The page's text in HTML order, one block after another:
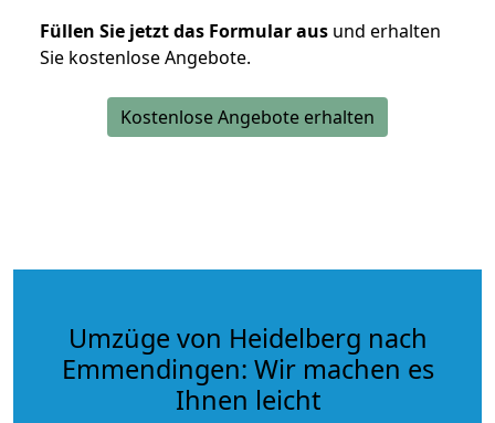
Füllen Sie jetzt das Formular aus und erhalten
Sie kostenlose Angebote.
Kostenlose Angebote erhalten
Umzüge von Heidelberg nach
Emmendingen: Wir machen es
Ihnen leicht